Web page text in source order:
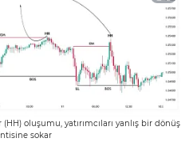
oluşumu, yatırımcıları yanlış bir dönüş
sokar